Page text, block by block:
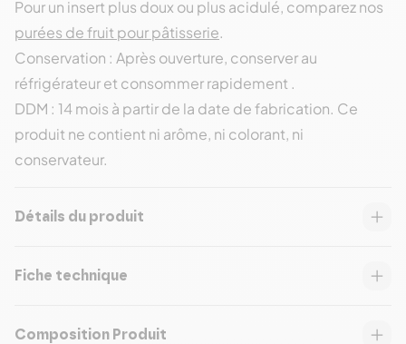
Pour un insert plus doux ou plus acidulé, comparez nos
purées de fruit pour pâtisserie.
Conservation : Après ouverture, conserver au
réfrigérateur et consommer rapidement .
DDM : 14 mois à partir de la date de fabrication. Ce
produit ne contient ni arôme, ni colorant, ni
conservateur.
Détails du produit
Fiche technique
Composition Produit